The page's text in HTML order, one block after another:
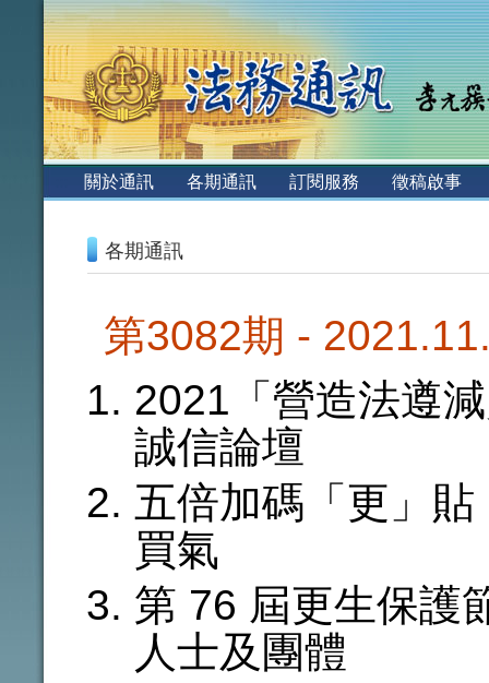
關於通訊 各期通訊 訂閱服務
徵稿啟事
各期通訊
第3082期 -
2021「營造法遵
誠信論壇
五倍加碼「更」
買氣
第 76 屆更生保護
人士及團體